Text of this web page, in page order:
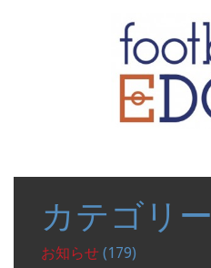
カテゴリー
お知らせ (179)